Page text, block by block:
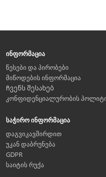
ინფორმაცია
წესები და პირობები
მიწოდების ინფორმაცია
Ჩვენს შესახებ
კონფიდენციალურობის
საჭირო ინფორმაცია
დაგვიკავშირდით
უკან დაბრუნება
GDPR
საიტის რუქა